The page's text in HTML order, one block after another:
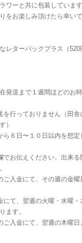
ワーと共に包装しています
をお楽しみ頂けたら幸いで
レターパックプラス（520
発送まで１週間ほどのお
を行っておりません（田
）
ら６日〜１０日以内を想定
でお伝えください。出来る
ご入金にて、その週の金
にて、翌週の火曜・水曜
ます。
ご入金にて、翌週の木曜